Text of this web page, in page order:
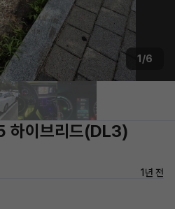
1/6
하이브리드(DL3)
1년 전